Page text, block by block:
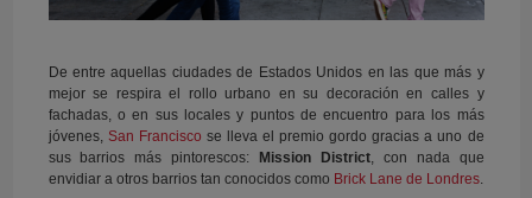
De entre aquellas ciudades de Estados Unidos en las que más y
mejor se respira el rollo urbano en su decoración en calles y
fachadas, o en sus locales y puntos de encuentro para los más
jóvenes, San Francisco se lleva el premio gordo gracias a uno de
sus barrios más pintorescos: Mission District, con nada que
envidiar a otros barrios tan conocidos como Brick Lane de Londres.